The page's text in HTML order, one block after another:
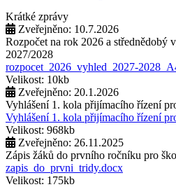
Krátké zprávy
Zveřejněno: 10.7.2026
Rozpočet na rok 2026 a střednědobý
2027/2028
rozpocet_2026_vyhled_2027-
Velikost: 10kb
Zveřejněno: 20.1.2026
Vyhlášení 1. kola přijímacího řízení
Vyhlášení 1. kola přijímacího řízení
Velikost: 968kb
Zveřejněno: 26.11.2025
Zápis žáků do prvního ročníku pro
zapis_do_prvni_tridy.docx
Velikost: 175kb